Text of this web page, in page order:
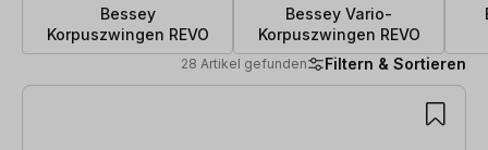
Bessey
Korpuszwingen REVO
Bessey Vario-
Korpuszwingen REVO
28 Artikel gefunden Filtern & Sortieren
28 Artikel gefunden